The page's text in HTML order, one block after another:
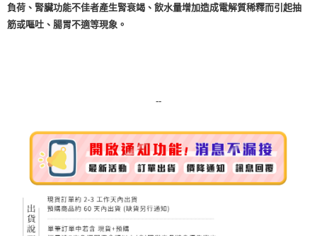
負荷、腎臟功能不佳者產生腎衰竭、飲水量增加造成電解質稀釋而引起抽
筋或嘔吐、腸胃不適等現象。
--